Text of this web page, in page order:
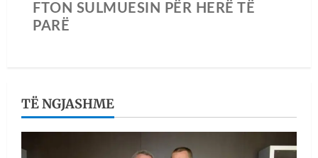
FTON SULMUESIN PËR HERË TË
PARË
TË NGJASHME